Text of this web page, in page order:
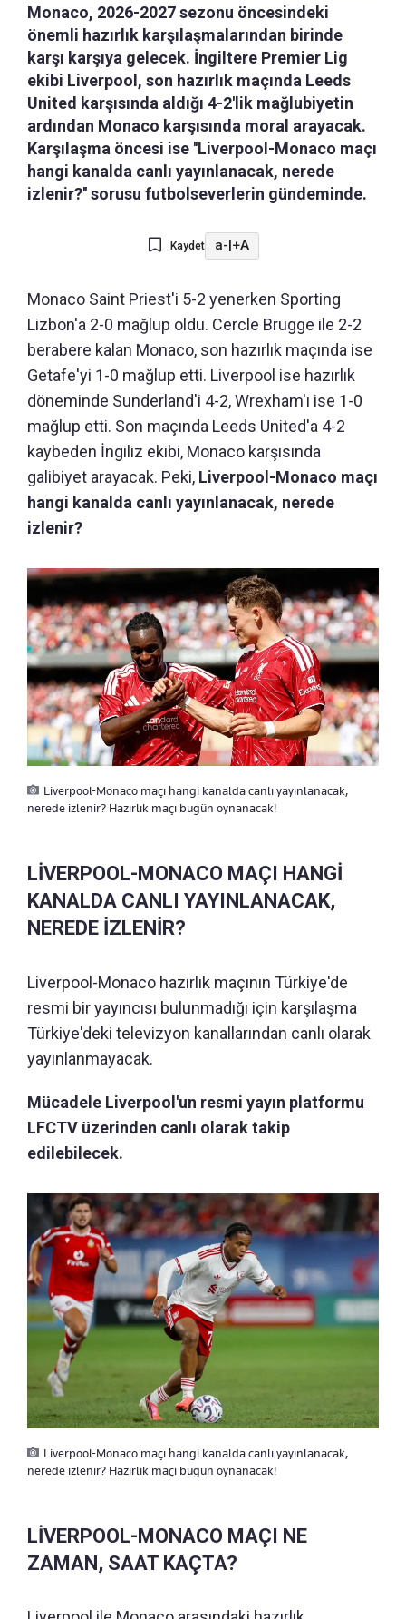
Monaco, 2026-2027 sezonu öncesindeki
önemli hazırlık karşılaşmalarından birinde
karşı karşıya gelecek. İngiltere Premier Lig
ekibi Liverpool, son hazırlık maçında Leeds
United karşısında aldığı 4-2'lik mağlubiyetin
ardından Monaco karşısında moral arayacak.
Karşılaşma öncesi ise ''Liverpool-Monaco maçı
hangi kanalda canlı yayınlanacak, nerede
izlenir?'' sorusu futbolseverlerin gündeminde.
Kaydet a-|+A
Monaco Saint Priest'i 5-2 yenerken Sporting
Lizbon'a 2-0 mağlup oldu. Cercle Brugge ile 2-2
berabere kalan Monaco, son hazırlık maçında ise
Getafe'yi 1-0 mağlup etti. Liverpool ise hazırlık
döneminde Sunderland'i 4-2, Wrexham'ı ise 1-0
mağlup etti. Son maçında Leeds United'a 4-2
kaybeden İngiliz ekibi, Monaco karşısında
galibiyet arayacak. Peki, Liverpool-Monaco maçı
hangi kanalda canlı yayınlanacak, nerede
izlenir?
Liverpool-Monaco maçı hangi kanalda canlı yayınlanacak,
nerede izlenir? Hazırlık maçı bugün oynanacak!
LİVERPOOL-MONACO MAÇI HANGİ
KANALDA CANLI YAYINLANACAK,
NEREDE İZLENİR?
Liverpool-Monaco hazırlık maçının Türkiye'de
resmi bir yayıncısı bulunmadığı için karşılaşma
Türkiye'deki televizyon kanallarından canlı olarak
yayınlanmayacak.
Mücadele Liverpool'un resmi yayın platformu
LFCTV üzerinden canlı olarak takip
edilebilecek.
Liverpool-Monaco maçı hangi kanalda canlı yayınlanacak,
nerede izlenir? Hazırlık maçı bugün oynanacak!
LİVERPOOL-MONACO MAÇI NE
ZAMAN, SAAT KAÇTA?